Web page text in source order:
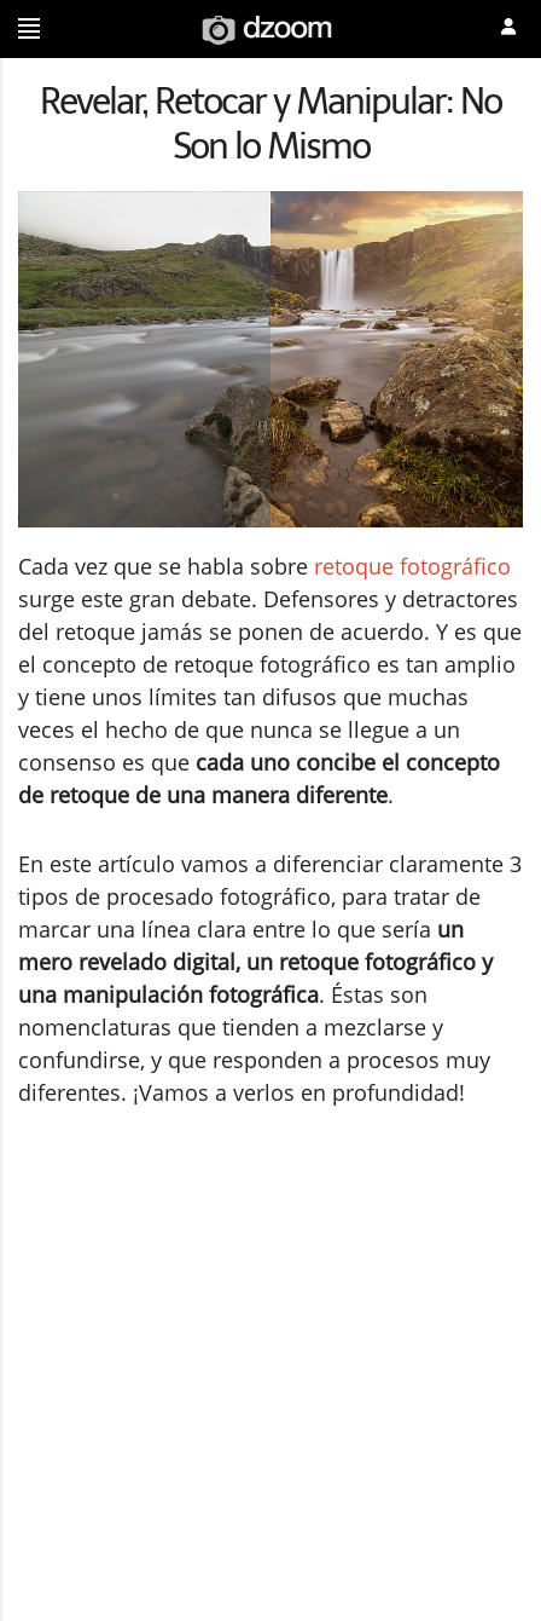
Revelar, Retocar y Manipular: No
Son lo Mismo
Cada vez que se habla sobre retoque fotográfico
surge este gran debate. Defensores y detractores
del retoque jamás se ponen de acuerdo. Y es que
el concepto de retoque fotográfico es tan amplio
y tiene unos límites tan difusos que muchas
veces el hecho de que nunca se llegue a un
consenso es que cada uno concibe el concepto
de retoque de una manera diferente.
En este artículo vamos a diferenciar claramente 3
tipos de procesado fotográfico, para tratar de
marcar una línea clara entre lo que sería un
mero revelado digital, un retoque fotográfico y
una manipulación fotográfica. Éstas son
nomenclaturas que tienden a mezclarse y
confundirse, y que responden a procesos muy
diferentes. ¡Vamos a verlos en profundidad!